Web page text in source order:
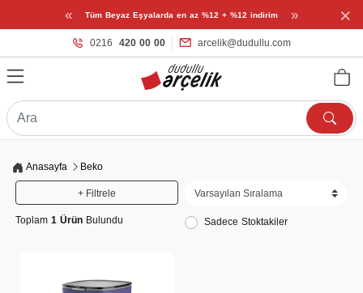
« Tüm Beyaz Eşyalarda en az %12 + %12 indirim » ×
0216 420 00 00 arcelik@dudullu.com
Anasayfa Beko
+ Filtrele
Toplam 1 Ürün Bulundu Sadece Stoktakiler